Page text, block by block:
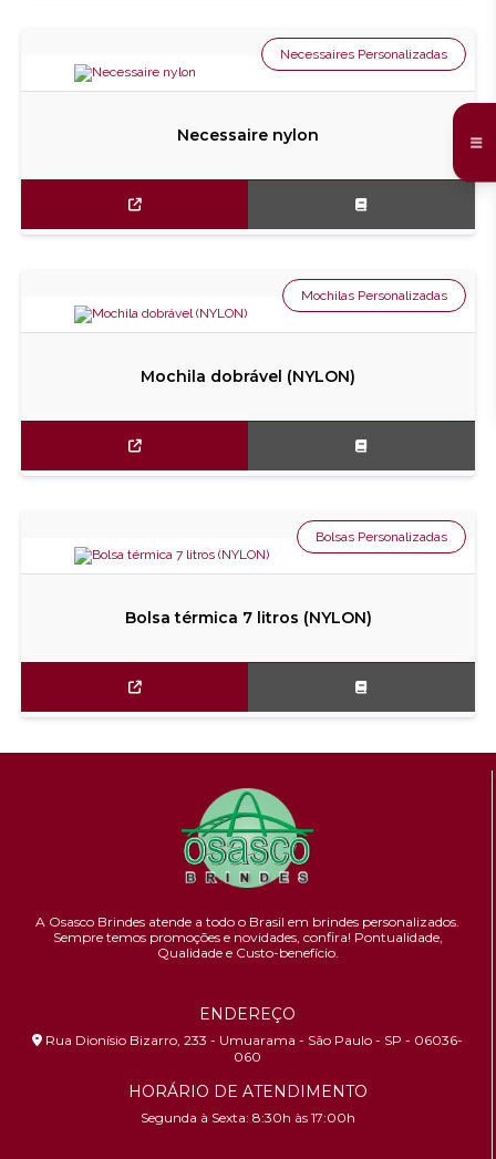
Necessaire nylon
Necessaires Personalizadas
Mochila dobrável (NYLON)
Mochilas Personalizadas
Bolsa térmica 7 litros (NYLON)
Bolsas Personalizadas
A Osasco Brindes atende a todo o Brasil em brindes personalizados.
Sempre temos promoções e novidades, confira! Pontualidade,
Qualidade e Custo-benefício.
ENDEREÇO
Rua Dionísio Bizarro, 233 - Umuarama - São Paulo - SP - 06036-
060
HORÁRIO DE ATENDIMENTO
Segunda à Sexta: 8:30h às 17:00h